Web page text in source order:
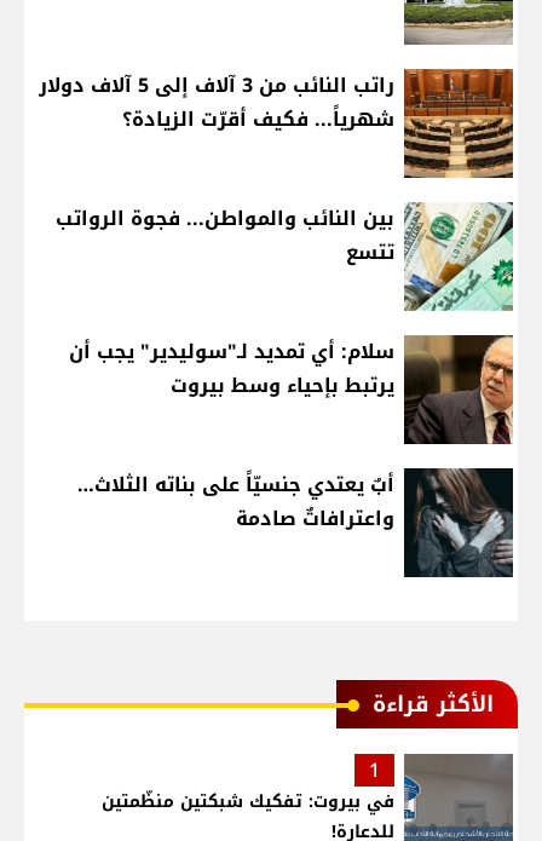
راتب النائب من 3 آلاف إلى 5 آلاف دولار
شهرياً... فكيف أقرّت الزيادة؟
بين النائب والمواطن... فجوة الرواتب
تتسع
سلام: أي تمديد لـ"سوليدير" يجب أن
يرتبط بإحياء وسط بيروت
أبٌ يعتدي جنسيّاً على بناته الثلاث…
واعترافاتٌ صادمة
الأكثر قراءة
1
في بيروت: تفكيك شبكتين منظّمتين
للدعارة!